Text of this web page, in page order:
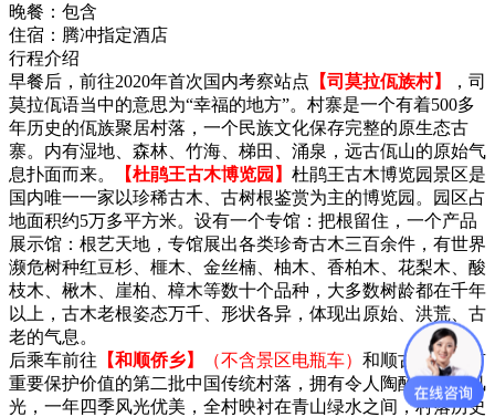
晚餐： 包含
住宿： 腾冲指定酒店
行程介绍
早餐后，前往2020年首次国内考察站点 【司莫拉佤族村】
，司
莫拉佤语当中的意思为“幸福的地方”。村寨是一个有着500多
年历史的佤族聚居村落，一个民族文化保存完整的原生态古
寨。内有湿地、森林、竹海、梯田、涌泉，远古佤山的原始气
息扑面而来。
【杜鹃王古木博览园】 杜鹃王古木博览园景区是
国内唯一一家以珍稀古木、古树根鉴赏为主的博览园。园区占
地面积约5万多平方米。设有一个专馆：把根留住，一个产品
展示馆：根艺天地，专馆展出各类珍奇古木三百余件，有世界
濒危树种红豆杉、榧木、金丝楠、柚木、香柏木、花梨木、酸
枝木、楸木、崖柏、樟木等数十个品种，大多数树龄都在千年
以上，古木老根姿态万千、形状各异，体现出原始、洪荒、古
老的气息。
后乘车前往 【和顺侨乡】 （不含景区电瓶车） 和顺古镇是具有
重要保护价值的第二批中国传统村落，拥有令人陶醉的田园风
光，一年四季风光优美，全村映衬在青山绿水之间，村落历史